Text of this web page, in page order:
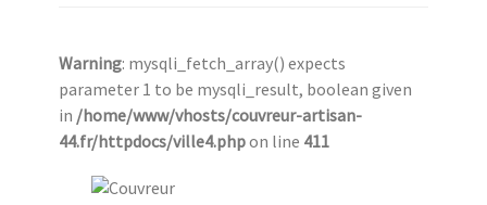
Warning: mysqli_fetch_array() expects
parameter 1 to be mysqli_result, boolean given
in /home/www/vhosts/couvreur-artisan-
44.fr/httpdocs/ville4.phpon line 411